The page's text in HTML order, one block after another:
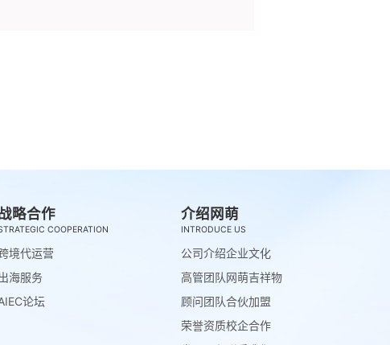
略合作
COOPERATION
境代运营
海服务
论坛
介绍网萌
INTRODUCE US
公司介绍
高管团队
顾问团队
荣誉资质
企业文化
网萌吉祥物
合伙加盟
校企合作